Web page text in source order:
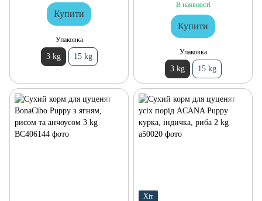
Купити
Упаковка
3 kg 15 kg
В наявності
Купити
Упаковка
3 kg 15 kg
Хіт